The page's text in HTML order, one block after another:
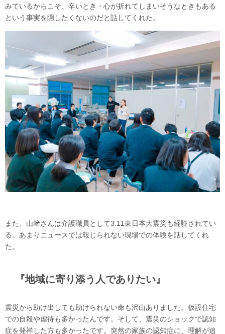
みているからこそ、辛いとき・心が折れてしまいそうなときもある
という事実を隠したくないのだと話してくれた。
また、山﨑さんは介護職員として3.11東日本大震災も経験されてい
る。あまりニュースでは報じられない現場での体験を話してくれ
た。
『地域に寄り添う人でありたい』
震災から助け出しても助けられない命も沢山ありました。仮設住宅
での自殺や虐待も多かったんです。そして、震災のショックで認知
症を発祥した方も多かったです。突然の家族の認知症に、理解が追